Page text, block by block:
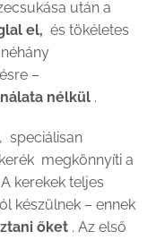
után a
el, és tökéletes
–
nélkül .
speciálisan
megkönnyíti a
A kerekek teljes
készülnek – ennek
őket . Az első